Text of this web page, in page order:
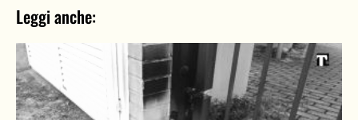
Leggi anche: